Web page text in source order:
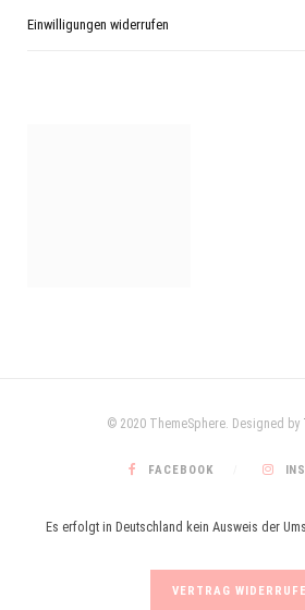
Einwilligungen widerrufen
© 2020 ThemeSphere. Designed by
FACEBOOK
Es erfolgt in Deutschland kein Ausweis der
VERTRAG